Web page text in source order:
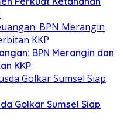
BPN Merangin dan
KKP
Golkar Sumsel Siap